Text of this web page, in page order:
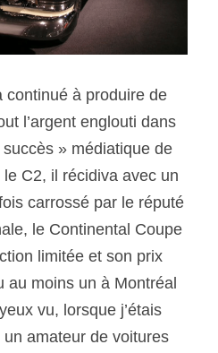
continué à produire de
l’argent englouti dans
succès » médiatique de
C2, il récidiva avec un
carrossé par le réputé
le Continental Coupe
limitée et son prix
au moins un à Montréal
vu, lorsque j’étais
amateur de voitures